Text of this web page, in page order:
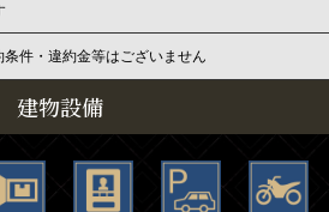
件・違約金等はございません
建物設備